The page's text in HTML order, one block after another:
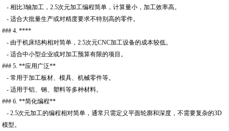
- 相比3轴加工，2.5次元加工编程简单，计算量小，加工效率高。
- 适合大批量生产或对精度要求不特别高的零件。
### 4. ****
- 由于机床结构相对简单，2.5次元CNC加工设备的成本较低。
- 适合中小型企业或对加工预算有限的项目。
### 5. **应用广泛**
- 常用于加工板材、模具、机械零件等。
- 适用于铝、钢、塑料等多种材料。
### 6. **简化编程**
- 2.5次元加工的编程相对简单，通常只需定义平面轮廓和深度，不需要复杂的3D
模型。